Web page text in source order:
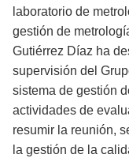
laboratorio de
gestión de
Gutiérrez Díaz ha
supervisión del
sistema de gestión
actividades de
resumir la reunión,
la gestión de la